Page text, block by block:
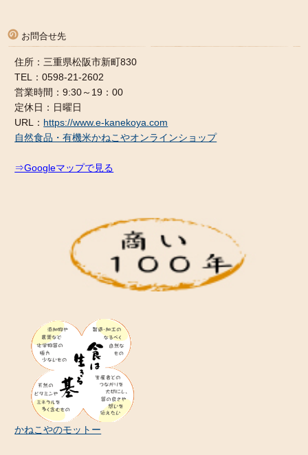
お問合せ先
住所：三重県松阪市新町830
TEL：0598-21-2602
営業時間：9:30～19：00
定休日：日曜日
URL： https://www.e-kanekoya.com
自然食品・有機米かねこやオンラインショップ
⇒Googleマップで見る
かねこやのモットー